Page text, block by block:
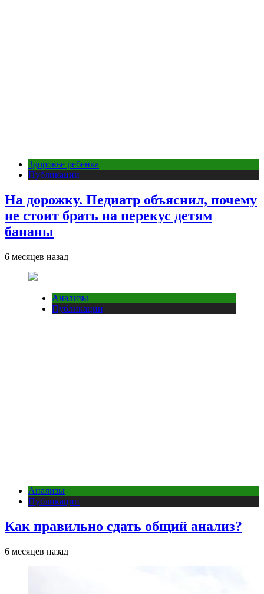
Здоровье ребенка
Публикации
На дорожку. Педиатр объяснил, почему
не стоит брать на перекус детям
бананы
6 месяцев назад
Анализы
Публикации
Анализы
Публикации
Как правильно сдать общий анализ?
6 месяцев назад